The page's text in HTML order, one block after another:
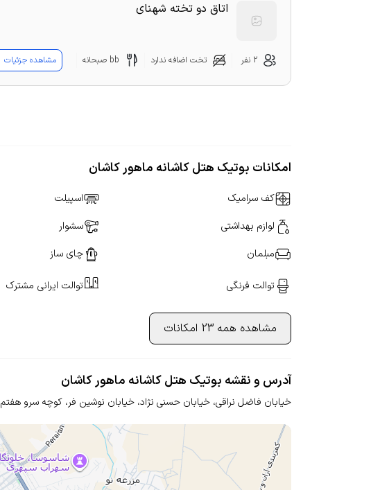
اتاق دو تخته شهنای
2 نفر تخت اضافه ندارد bb صبحانه مشاهده جزئیات
امکانات بوتیک هتل کاشانه ماهور کاشان
کف سرامیک اسپیلت
لوازم بهداشتی
سشوار
مبلمان
چای ساز
توالت فرنگی توالت ایرانی مشترک
مشاهده همه 23 امکانات
آدرس و نقشه بوتیک هتل کاشانه ماهور کاشان
خیابان فاضل نراقی، خیابان حسنی نژاد، خیابان نوشین فر، کوچه سرو هفتم